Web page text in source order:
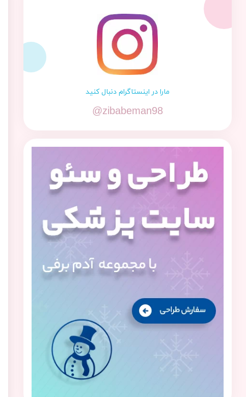
مارا در اینستاگرام دنبال کنید
@zibabeman98